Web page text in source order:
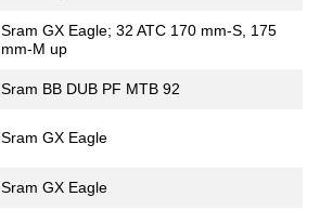
Sram GX Eagle; 32 ATC 170 mm-S, 175
mm-M up
Sram BB DUB PF MTB 92
Sram GX Eagle
Sram GX Eagle